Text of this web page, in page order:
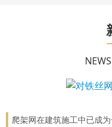
爬架网在建筑施工中已成